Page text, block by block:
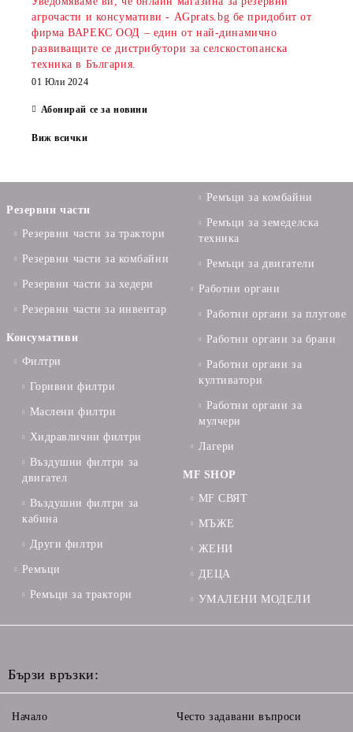
агрочасти и консумативи - AGprats.bg бе придобит от
фирма ВАРЕКС ООД – един от най-динамично
развиващите се дистрибутори за селскостопанска
техника в България.
01 Юли 2024
Абонирай се за новини
Виж всички
Резервни части
Резервни части за трактори
Резервни части за комбайни
Резервни части за хедери
Резервни части за инвентар
Консумативи
Филтри
Горивни филтри
Маслени филтри
Хидравлични филтри
Въздушни филтри за
двигател
Въздушни филтри за
кабина
Други филтри
Ремъци
Ремъци за трактори
Ремъци за комбайни
Ремъци за земеделска
техника
Ремъци за двигатели
Работни органи
Работни органи за плугове
Работни органи за брани
Работни органи за
култиватори
Работни органи за
мулчери
Лагери
MF SHOP
MF СВЯТ
МЪЖЕ
ЖЕНИ
ДЕЦА
УМАЛЕНИ МОДЕЛИ
Бързи връзки:
Начало Често задавани въпроси